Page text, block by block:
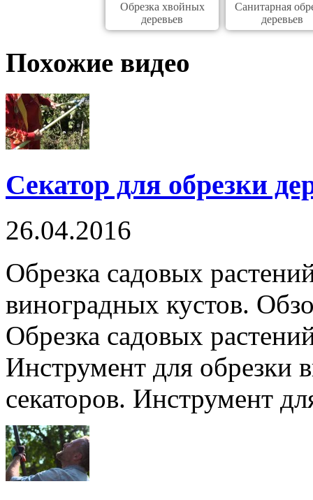
Обрезка хвойных
деревьев
Санитарная
деревьев
Похожие видео
Секатор для обрезки
26.04.2016
Обрезка садовых
виноградных кустов.
Обрезка садовых
Инструмент для обрезки
секаторов. Инструмент